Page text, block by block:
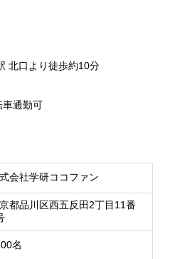
北口より徒歩約10分
車通勤可
会社学研ココファン
都品川区西五反田2丁目11番
名